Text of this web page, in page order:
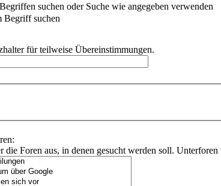
suchen oder Suche wie angegeben verwenden
Begriff suchen
für teilweise Übereinstimmungen.
die Foren aus, in denen gesucht werden soll.